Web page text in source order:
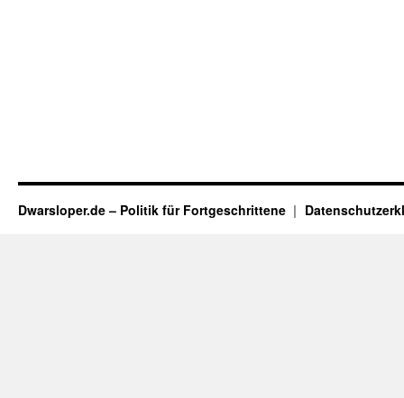
Dwarsloper.de – Politik für Fortgeschrittene